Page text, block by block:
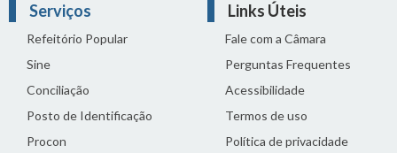
Serviços
Refeitório Popular
Sine
Conciliação
Posto de Identificação
Procon
Links Úteis
Fale com a Câmara
Perguntas Frequentes
Acessibilidade
Termos de uso
Política de privacidade